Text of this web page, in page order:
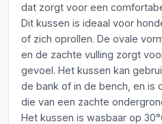
dat zorgt voor een
Dit kussen is ideaal voor
of zich oprollen. De ovale
en de zachte vulling zorgt
gevoel. Het kussen kan
de bank of in de bench, en is
die van een zachte
Het kussen is wasbaar op